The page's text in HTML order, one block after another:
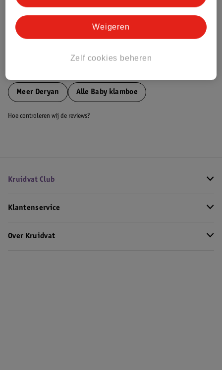
Bestel & Bezorginformatie
Meer Deryan Alle Baby klamboe
Hoe controleren wij de reviews?
Kruidvat Club
Klantenservice
Over Kruidvat
Zelf cookies beheren
Weigeren